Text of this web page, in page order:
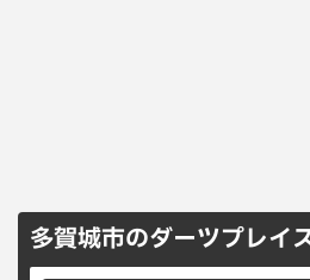
多賀城市のダーツプレイ